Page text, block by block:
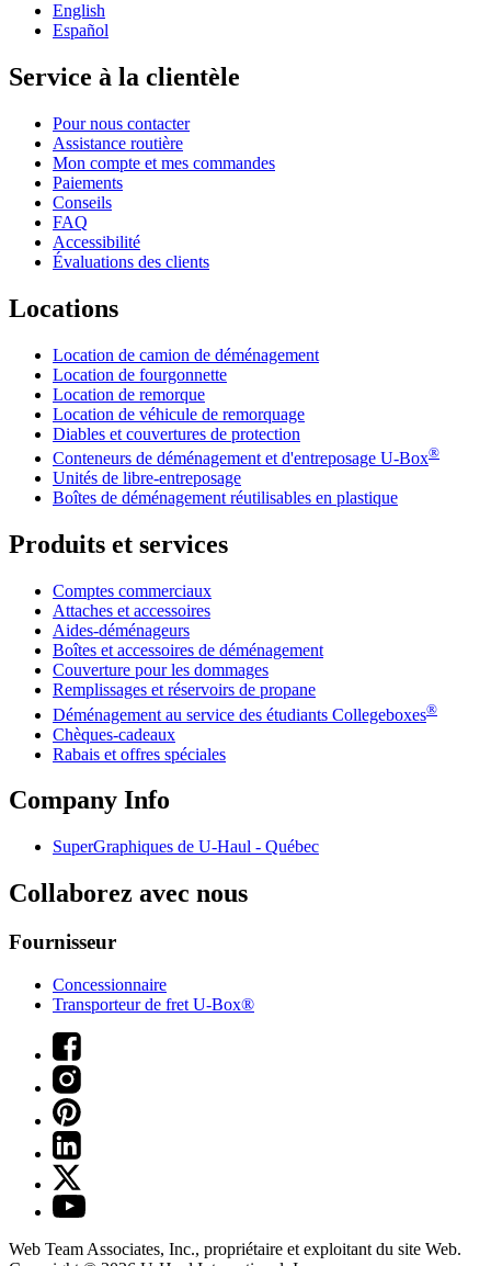
English
Español
Service à la clientèle
Pour nous contacter
Assistance routière
Mon compte et mes commandes
Paiements
Conseils
FAQ
Accessibilité
Évaluations des clients
Locations
Location de camion de déménagement
Location de fourgonnette
Location de remorque
Location de véhicule de remorquage
Diables et couvertures de protection
Conteneurs de déménagement et d'entreposage U-Box®
Unités de libre-entreposage
Boîtes de déménagement réutilisables en plastique
Produits et services
Comptes commerciaux
Attaches et accessoires
Aides-déménageurs
Boîtes et accessoires de déménagement
Couverture pour les dommages
Remplissages et réservoirs de propane
Déménagement au service des étudiants Collegeboxes®
Chèques-cadeaux
Rabais et offres spéciales
Company Info
SuperGraphiques de U-Haul - Québec
Collaborez avec nous
Fournisseur
Concessionnaire
Transporteur de fret U-Box®
Web Team Associates, Inc., propriétaire et exploitant du site Web.